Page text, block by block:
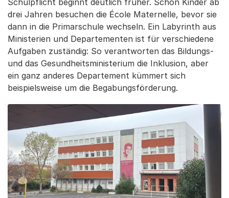
Schulpflicht beginnt deutlich früher. Schon Kinder ab
drei Jahren besuchen die École Maternelle, bevor sie
dann in die Primarschule wechseln. Ein Labyrinth aus
Ministerien und Departementen ist für verschiedene
Aufgaben zuständig: So verantworten das Bildungs-
und das Gesundheitsministerium die Inklusion, aber
ein ganz anderes Departement kümmert sich
beispielsweise um die Begabungsförderung.